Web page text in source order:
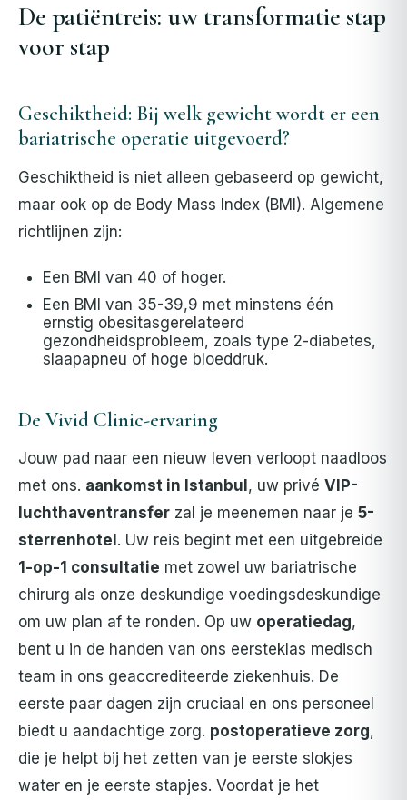
De patiëntreis: uw transformatie stap
voor stap
Geschiktheid: Bij welk gewicht wordt er een
bariatrische operatie uitgevoerd?
Geschiktheid is niet alleen gebaseerd op gewicht,
maar ook op de Body Mass Index (BMI). Algemene
richtlijnen zijn:
Een BMI van 40 of hoger.
Een BMI van 35-39,9 met minstens één
ernstig obesitasgerelateerd
gezondheidsprobleem, zoals type 2-diabetes,
slaapapneu of hoge bloeddruk.
De Vivid Clinic-ervaring
Jouw pad naar een nieuw leven verloopt naadloos
met ons. aankomst in Istanbul , uw privé VIP-
luchthaventransfer zal je meenemen naar je 5-
sterrenhotel . Uw reis begint met een uitgebreide
1-op-1 consultatie met zowel uw bariatrische
chirurg als onze deskundige voedingsdeskundige
om uw plan af te ronden. Op uw operatiedag,
bent u in de handen van ons eersteklas medisch
team in ons geaccrediteerde ziekenhuis. De
eerste paar dagen zijn cruciaal en ons personeel
biedt u aandachtige zorg. postoperatieve zorg,
die je helpt bij het zetten van je eerste slokjes
water en je eerste stapjes. Voordat je het